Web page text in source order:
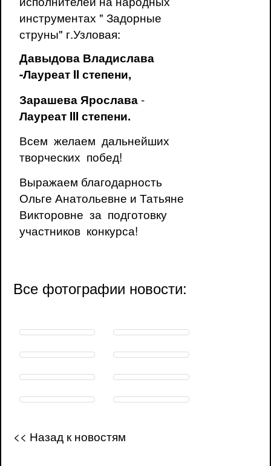
инструментах " Задорные
струны" г.Узловая:
Давыдова Владислава
-Лауреат II степени,
Зарашева Ярослава-
Лауреат III степени.
Всем желаем дальнейших
творческих побед!
Выражаем благодарность
Ольге Анатольевне и Татьяне
Викторовне за подготовку
участников конкурса!
Все фотографии новости:
<< Назад к новостям